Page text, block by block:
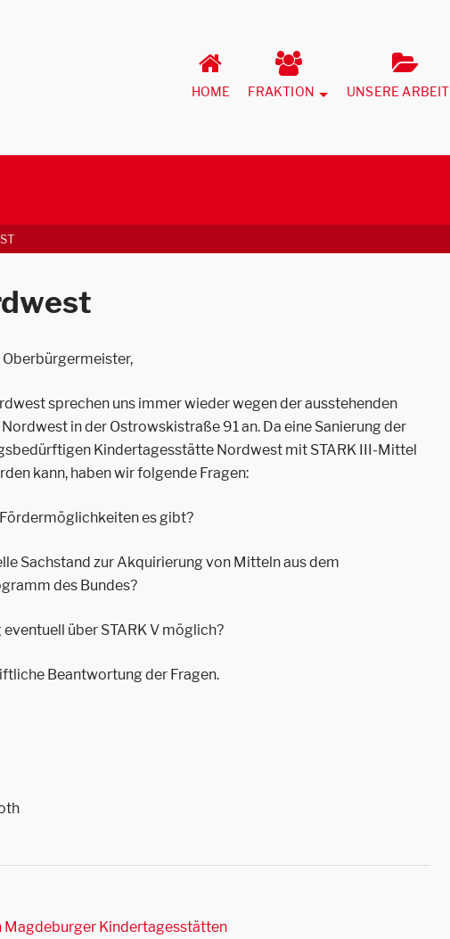
HOME FRAKTION UNSERE ARBEIT
sprechen uns immer wieder wegen der ausstehenden
in der Ostrowskistraße 91 an. Da eine Sanierung der
Kindertagesstätte Nordwest mit STARK III-Mittel
kann, haben wir folgende Fragen:
es gibt?
Sachstand zur Akquirierung von Mitteln aus dem
des Bundes?
eventuell über STARK V möglich?
Beantwortung der Fragen.
Magdeburger Kindertagesstätten